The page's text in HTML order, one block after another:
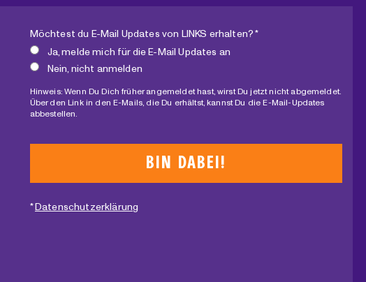
Möchtest du E-Mail Updates von LINKS erhalten? *
Ja, melde mich für die E-Mail Updates an
Nein, nicht anmelden
Hinweis: Wenn Du Dich früher angemeldet hast, wirst Du jetzt nicht abgemeldet.
Über den Link in den E-Mails, die Du erhältst, kannst Du die E-Mail-Updates
abbestellen.
*Datenschutzerklärung